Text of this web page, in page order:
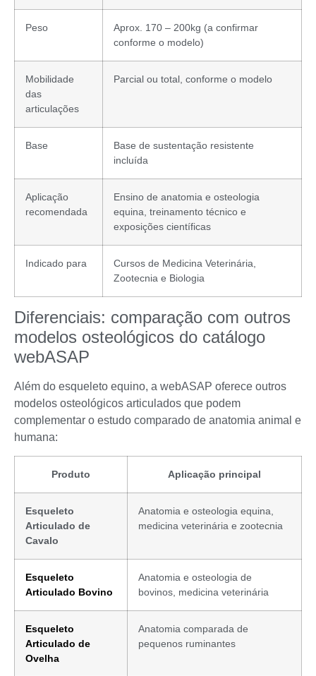
Peso
Aprox. 170 – 200kg (a confirmar
conforme o modelo)
Mobilidade
das
articulações
Parcial ou total, conforme o modelo
Base
Base de sustentação resistente
incluída
Aplicação
recomendada
Ensino de anatomia e osteologia
equina, treinamento técnico e
exposições científicas
Indicado para
Cursos de Medicina Veterinária,
Zootecnia e Biologia
Diferenciais: comparação com outros
modelos osteológicos do catálogo
webASAP
Além do esqueleto equino, a webASAP oferece outros
modelos osteológicos articulados que podem
complementar o estudo comparado de anatomia animal e
humana:
Produto Aplicação principal
Esqueleto
Articulado de
Cavalo
Anatomia e osteologia equina,
medicina veterinária e zootecnia
Esqueleto
Articulado Bovino
Anatomia e osteologia de
bovinos, medicina veterinária
Esqueleto
Articulado de
Ovelha
Anatomia comparada de
pequenos ruminantes